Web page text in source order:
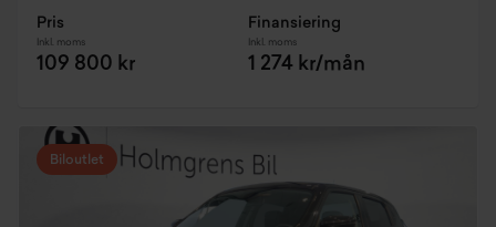
Pris
Inkl. moms
109 800 kr
Finansiering
Inkl. moms
1 274 kr/mån
Biloutlet